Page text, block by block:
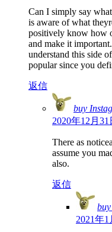
Can I simply say
is aware of what
positively know how
and make it
understand this side
popular since you
返信
buy
2020年12月
There as
assume you
also.
返信
2021年